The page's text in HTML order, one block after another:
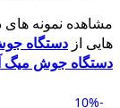
مشاهده نمونه های
هایی از دستگاه
دستگاه جوش میگ
-10%